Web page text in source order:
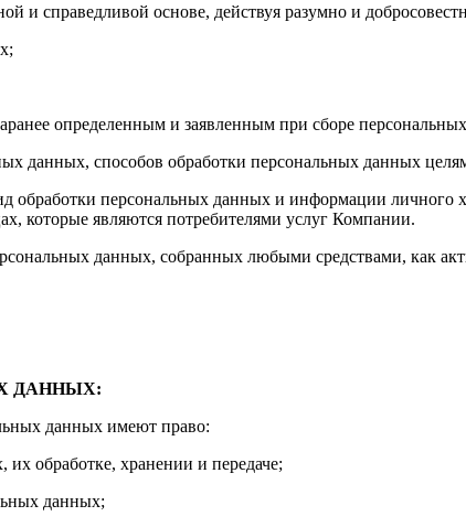
и справедливой основе, действуя разумно и
определенным и заявленным при сборе
данных, способов обработки персональных данных
обработки персональных данных и информации личного
которые являются потребителями услуг Компании.
данных, собранных любыми средствами, как
ДАННЫХ:
данных имеют право:
обработке, хранении и передаче;
данных;